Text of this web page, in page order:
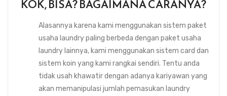
KOK, BISA? BAGAIMANA CARANYA?
Alasannya karena kami menggunakan sistem paket
usaha laundry paling berbeda dengan paket usaha
laundry lainnya, kami menggunakan sistem card dan
sistem koin yang kami rangkai sendiri. Tentu anda
tidak usah khawatir dengan adanya kariyawan yang
akan memanipulasi jumlah pemasukan laundry